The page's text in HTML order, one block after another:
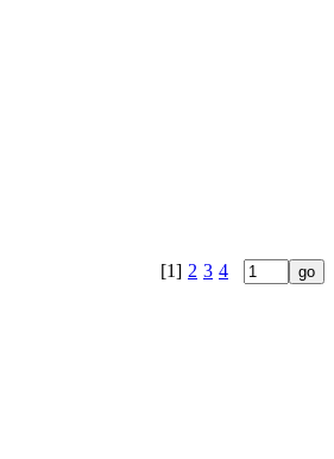
[1] 2 3 4